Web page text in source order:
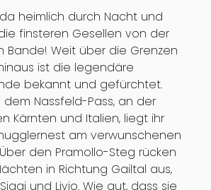
heimlich durch Nacht und
finsteren Gesellen von der
Bande! Weit über die Grenzen
ist die legendäre
bekannt und gefürchtet.
Nassfeld-Pass, an der
Kärnten und Italien, liegt ihr
am verwunschenen
den Pramollo-Steg rücken
in Richtung Gailtal aus,
und Livio. Wie gut, dass sie